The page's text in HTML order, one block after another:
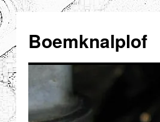
de
inhoud
Boemknalplof